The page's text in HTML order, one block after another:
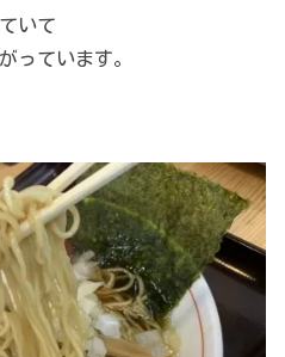
いて
っています。